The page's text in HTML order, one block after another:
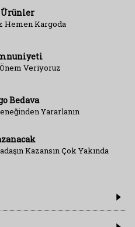
Ürünler
Hemen Kargoda
Veriyoruz
Bedava
Yararlanın
Kazansın Çok Yakında